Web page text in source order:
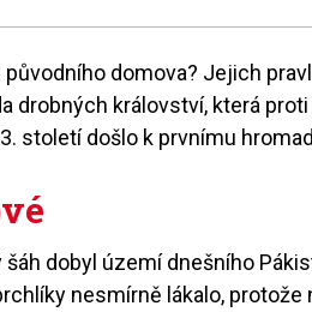
domova? Jejich
drobných království, která
století došlo k prvnímu
dobyl území dnešního
nesmírně lákalo, protože